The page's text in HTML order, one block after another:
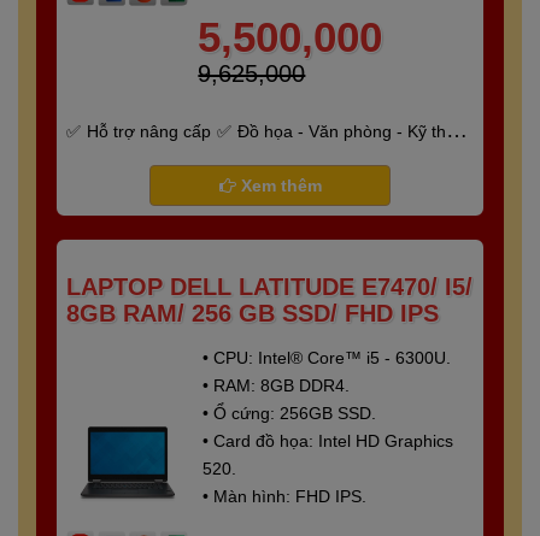
5,500,000
9,625,000
Hỗ trợ nâng cấp
Đồ họa - Văn phòng - Kỹ thuật
Bảo hành 6 tháng
Xem thêm
LAPTOP DELL LATITUDE E7470/ I5/
8GB RAM/ 256 GB SSD/ FHD IPS
• CPU: Intel® Core™ i5 - 6300U.
• RAM: 8GB DDR4.
• Ổ cứng: 256GB SSD.
• Card đồ họa: Intel HD Graphics
520.
• Màn hình: FHD IPS.